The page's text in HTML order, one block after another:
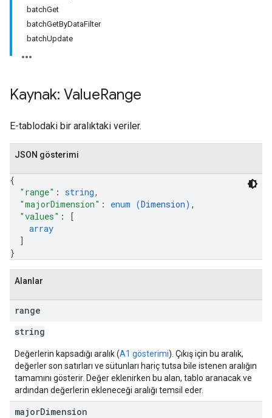
batchGet
batchGetByDataFilter
batchUpdate
Kaynak: ValueRange
E-tablodaki bir aralıktaki veriler.
JSON gösterimi
{
"range" : string,
"majorDimension" : enum (Dimension) ,
"values" :
[
array
]
}
Alanlar
range
string
Değerlerin kapsadığı aralık (A1 gösterimi). Çıkış için bu aralık,
değerler son satırları ve sütunları hariç tutsa bile istenen aralığın
tamamını gösterir. Değer eklenirken bu alan, tablo aranacak ve
ardından değerlerin ekleneceği aralığı temsil eder.
majorDimension